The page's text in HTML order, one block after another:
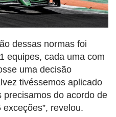
dessas normas foi
equipes, cada uma com
uma decisão
tivéssemos aplicado
do acordo de
revelou.